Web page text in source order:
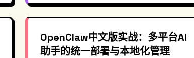
步机制和全中文界面，大幅降低开发与维护成本。
OpenClaw中文版实战：多平台AI
助手的统一部署与本地化管理